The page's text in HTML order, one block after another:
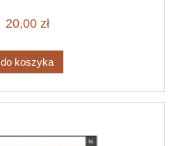
20,00 zł
do koszyka